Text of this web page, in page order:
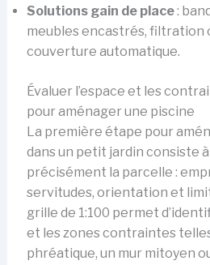
Solutions gain de place:
meubles encastrés, filtration
couverture automatique.
Évaluer l’espace et les
pour aménager une piscine
La première étape pour
dans un petit jardin consiste
précisément la parcelle :
servitudes, orientation et
grille de 1:100 permet
et les zones contraintes
phréatique, un mur mitoyen